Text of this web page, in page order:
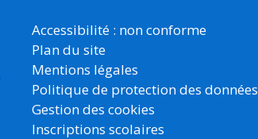
Accessibilité : non conforme
Plan du site
Mentions légales
Politique de protection des données
Gestion des cookies
Inscriptions scolaires